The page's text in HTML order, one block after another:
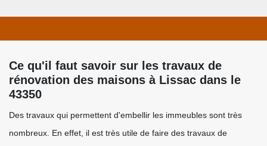
Ce qu'il faut savoir sur les travaux de
rénovation des maisons à Lissac dans le
43350
Des travaux qui permettent d'embellir les immeubles sont très
nombreux. En effet, il est très utile de faire des travaux de